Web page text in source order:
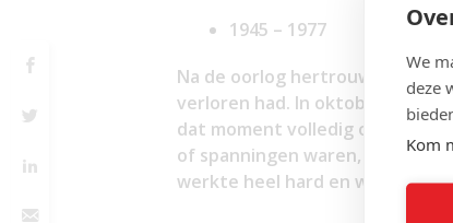
We
deze
Kom
1945 – 1977
Na de oorlog hertrouwde ze in
verloren had. In oktober van
dat moment volledig om haar
of spanningen waren, met
werkte heel hard en was 6